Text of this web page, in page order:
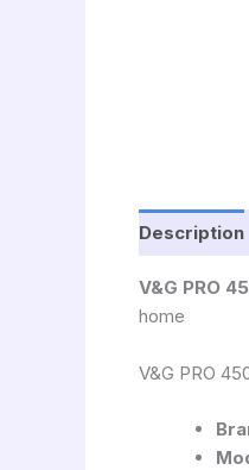
Description
V&G PRO
home
V&G PRO